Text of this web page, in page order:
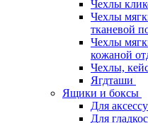
Чехлы
Чехлы
тканевой
Чехлы
кожаной
Чехлы,
Ягдташи
Ящики и боксы
Для
Для